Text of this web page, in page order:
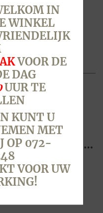
hazelnoten,
leuk op een
HOUDEN VAN …
IN
WINKEL
VOOR DE
DAG
UUR TE
KUNT U
MET
OP 072-
VOOR UW